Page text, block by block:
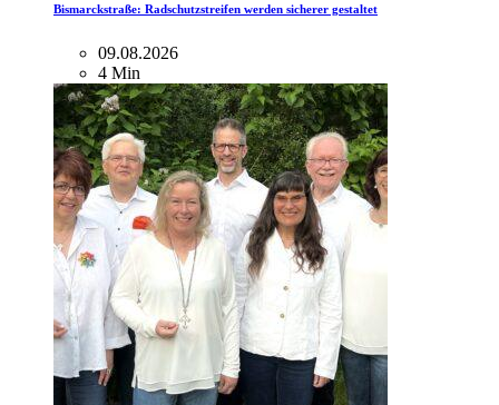
Bismarckstraße: Radschutzstreifen werden sicherer gestaltet
09.08.2026
4 Min